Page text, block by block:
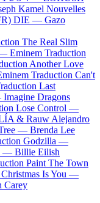
Kamel Nouvelles
DIE — Gazo
The Real Slim
— Eminem Traduction
Another Love
Traduction Can't
Last
Imagine Dragons
Lose Control —
& Rauw Alejandro
— Brenda Lee
Godzilla —
— Billie Eilish
Paint The Town
Is You —
Carey